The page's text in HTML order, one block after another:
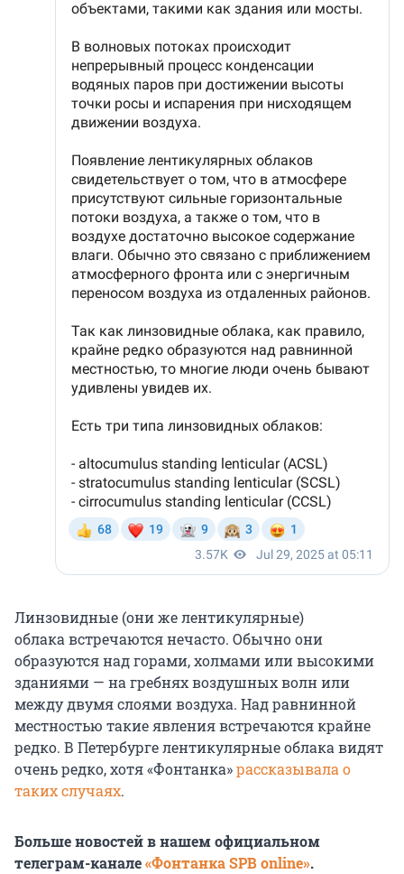
Линзовидные (они же лентикулярные)
облака встречаются нечасто. Обычно они
образуются над горами, холмами или высокими
зданиями — на гребнях воздушных волн или
между двумя слоями воздуха. Над равнинной
местностью такие явления встречаются крайне
редко. В Петербурге лентикулярные облака видят
очень редко, хотя «Фонтанка»рассказывала о
таких случаях.
Больше новостей в нашем официальном
телеграм-канале«Фонтанка SPB online».